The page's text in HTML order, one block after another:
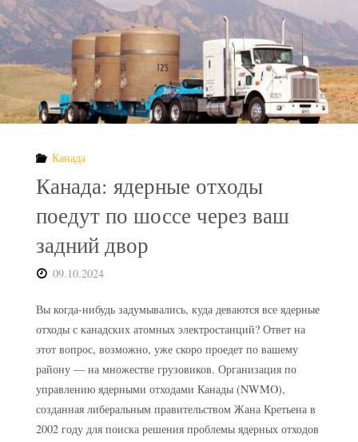
радиоактивные
отходы
замуровывают
в
Канада
Канада: ядерные отходы
поедут по шоссе через ваш
задний двор
09.10.2024
Вы когда-нибудь задумывались, куда деваются все ядерные
отходы с канадских атомных электростанций? Ответ на
этот вопрос, возможно, уже скоро проедет по вашему
району — на множестве грузовиков. Организация по
управлению ядерными отходами Канады (NWMO),
созданная либеральным правительством Жана Кретьена в
2002 году для поиска решения проблемы ядерных отходов